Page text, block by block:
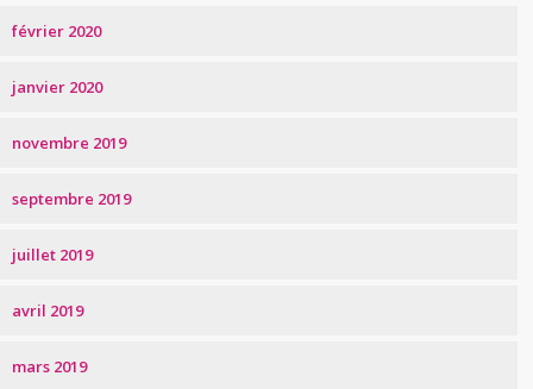
février 2020
janvier 2020
novembre 2019
septembre 2019
juillet 2019
avril 2019
mars 2019